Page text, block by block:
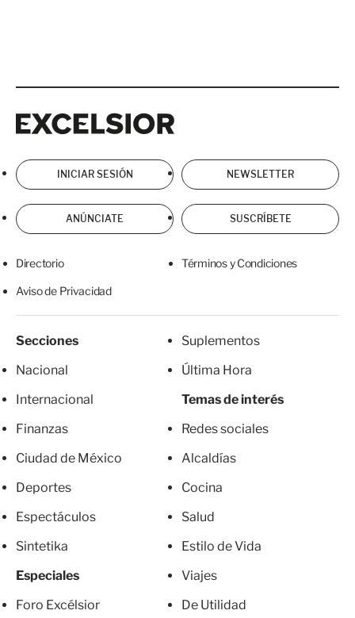
INICIAR SESIÓN NEWSLETTER
ANÚNCIATE SUSCRÍBETE
Directorio Términos y Condiciones
Aviso de Privacidad
Secciones
Nacional
Internacional
Finanzas
Ciudad de México
Deportes
Espectáculos
Sintetika
Especiales
Foro Excélsior
Suplementos
Última Hora
Temas de interés
Redes sociales
Alcaldías
Cocina
Salud
Estilo de Vida
Viajes
De Utilidad